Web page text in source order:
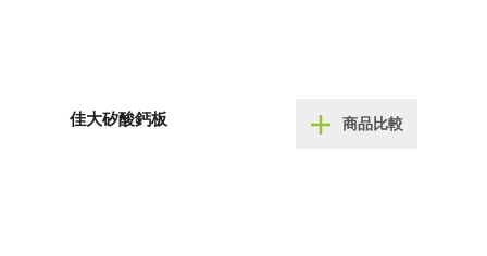
佳大矽酸鈣板 商品比較